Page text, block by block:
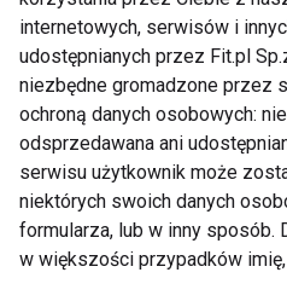
marszu trafimy na błoto lub
kamienie. Dodatkowo
ścierają, przez co buty
sezonów.
Przygotuj się na deszcz
Polska jesień nie
internetowych, serwisów i
udostępnianych przez Fit.pl
niezbędne gromadzone przez
ochroną danych osobowych:
odsprzedawana ani
serwisu użytkownik może
niektórych swoich danych
formularza, lub w inny sposób.
w większości przypadków